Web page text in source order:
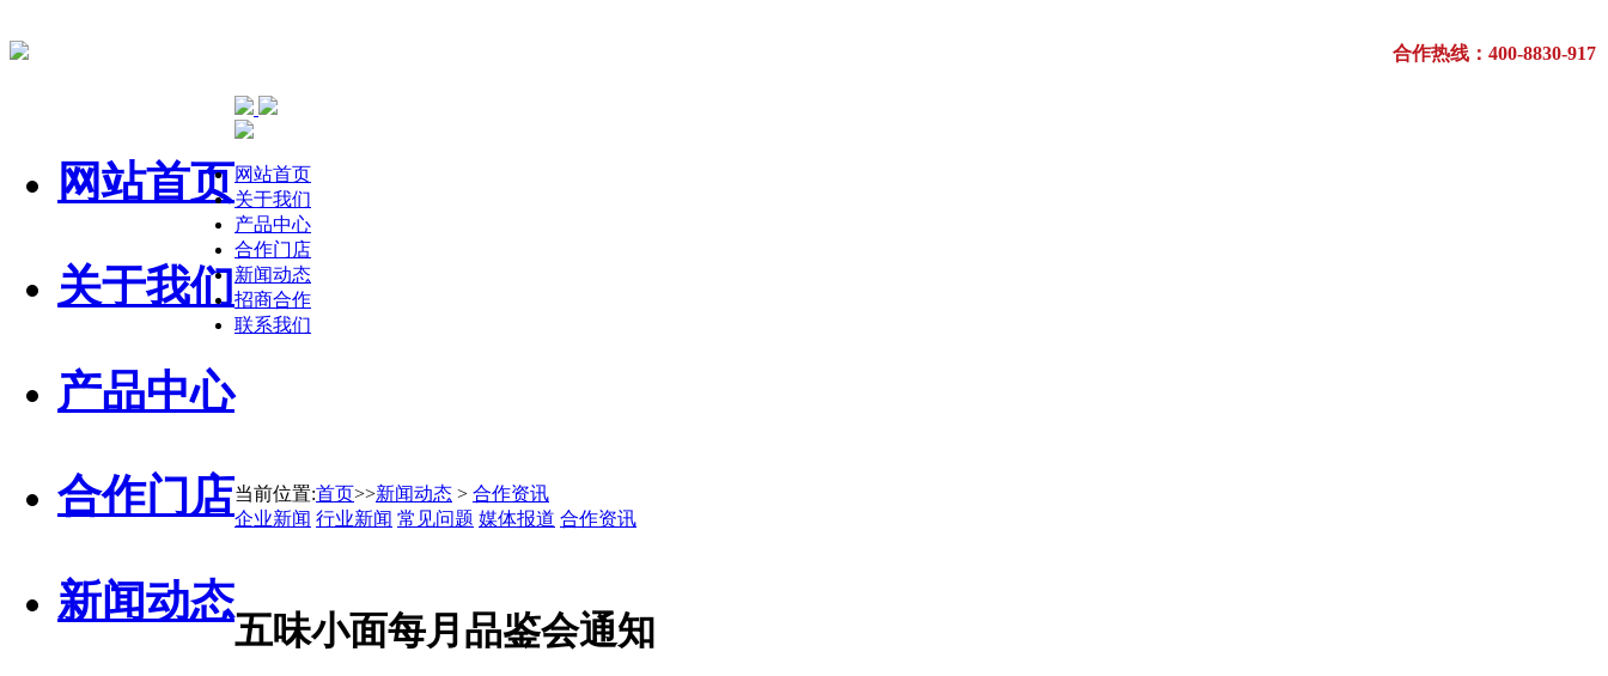
网站首页
关于我们
产品中心
合作门店
新闻动态
合作热线：400-8830-917
网站首页
关于我们
产品中心
合作门店
新闻动态
招商合作
联系我们
当前位置:首页>>新闻动态 > 合作资讯
企业新闻 行业新闻 常见问题 媒体报道 合作资讯
五味小面每月品鉴会通知